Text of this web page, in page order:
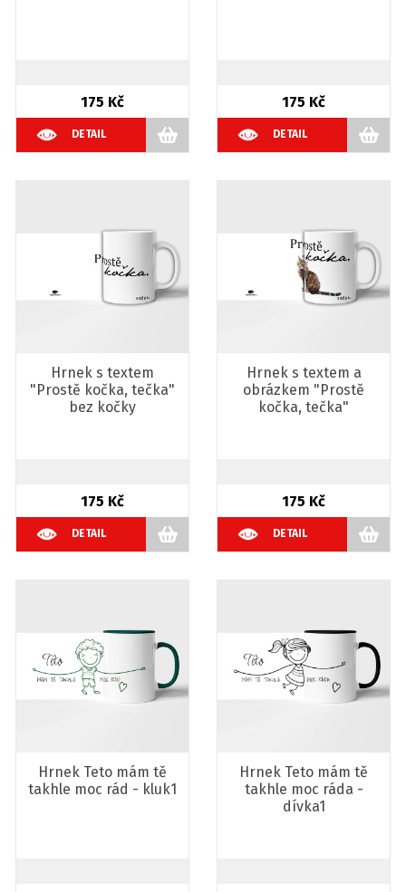
175 Kč
DETAIL
175 Kč
DETAIL
Hrnek s textem
"Prostě kočka, tečka"
bez kočky
175 Kč
DETAIL
Hrnek s textem a
obrázkem "Prostě
kočka, tečka"
175 Kč
DETAIL
Hrnek Teto mám tě
takhle moc rád - kluk1
Hrnek Teto mám tě
takhle moc ráda -
dívka1